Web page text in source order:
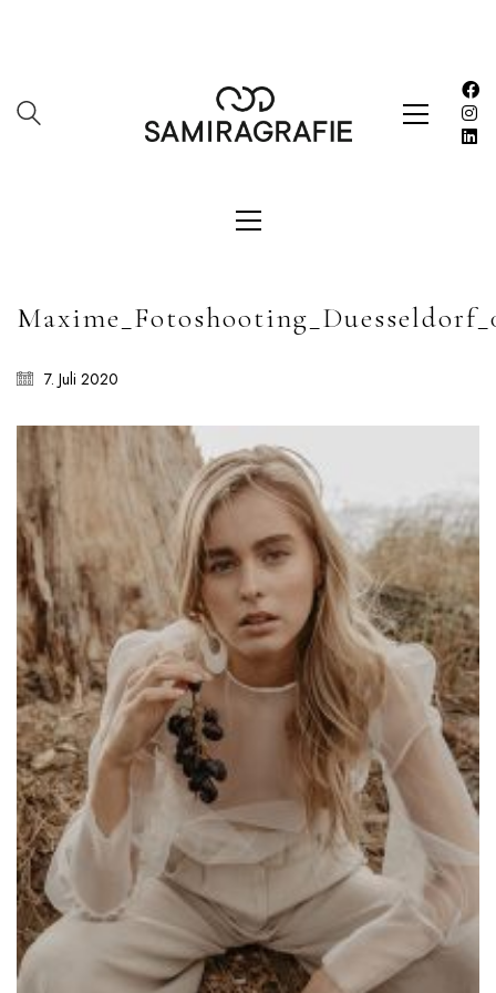
7. Juli 2020
SAMIRAGRAFIE
Datenschutzerklärung
Kasse
Shop
Warenkorb
Work
LETZE BEITRÄGE
Editorial mit Loco Dice „Metallic“
Samiragrafie feat. SAO DSGN
Alanah
DAZZLE by Emir Medic
ONLINE ONLINE ONLINE
DURCHSUCHE MEINE SEITE
Search
for: